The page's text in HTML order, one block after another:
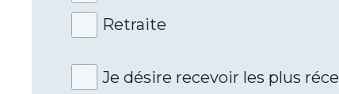
Retraite
Je désire recevoir les plus